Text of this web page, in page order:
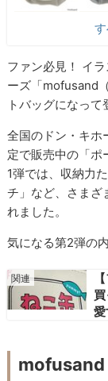
ファン必見！ イ
ーズ「mofusand
トバッグになって
全国のドン・キホ
定で販売中の「ポ
1弾では、収納力
チ」など、さまざ
れました。
気になる第2弾の
mofusand